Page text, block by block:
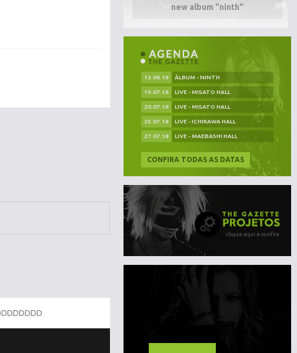
new album "ninth"
13.06.18 ÁLBUM - NINTH
19.07.18 LIVE - MISATO HALL
20.07.18 LIVE - MISATO HALL
25.07.18 LIVE - ICHIKAWA HALL
27.07.18 LIVE - MAEBASHI HALL
CONFIRA TODAS AS DATAS
clique aqui e confira